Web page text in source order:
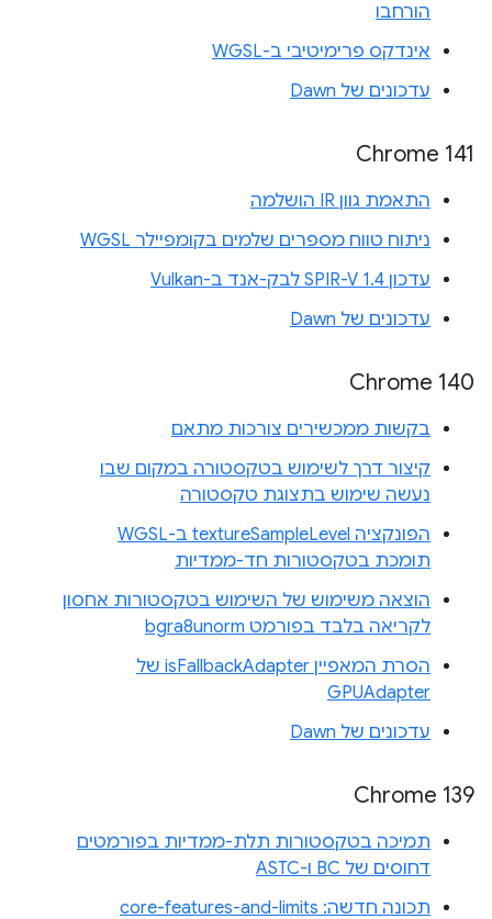
הורחבו
אינדקס פרימיטיבי ב-WGSL
עדכונים של Dawn
Chrome 141
התאמת גוון IR הושלמה
ניתוח טווח מספרים שלמים בקומפיילר WGSL
עדכון SPIR-V 1.4 לבק-אנד ב-Vulkan
עדכונים של Dawn
Chrome 140
בקשות ממכשירים צורכות מתאם
קיצור דרך לשימוש בטקסטורה במקום שבו
נעשה שימוש בתצוגת טקסטורה
הפונקציה textureSampleLevel ב-WGSL
תומכת בטקסטורות חד-ממדיות
הוצאה משימוש של השימוש בטקסטורות אחסון
לקריאה בלבד בפורמט bgra8unorm
הסרת המאפיין isFallbackAdapter של
GPUAdapter
עדכונים של Dawn
Chrome 139
תמיכה בטקסטורות תלת-ממדיות בפורמטים
דחוסים של BC ו-ASTC
תכונה חדשה: core-features-and-limits